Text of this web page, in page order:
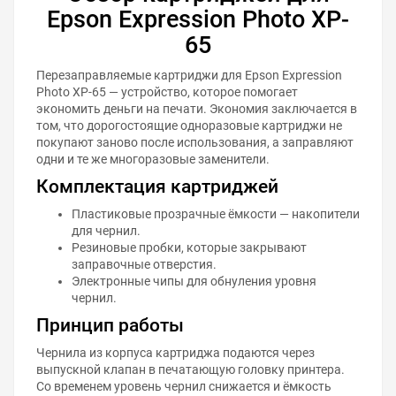
Epson Expression Photo XP-
65
Перезаправляемые картриджи для Epson Expression
Photo XP-65 — устройство, которое помогает
экономить деньги на печати. Экономия заключается в
том, что дорогостоящие одноразовые картриджи не
покупают заново после использования, а заправляют
одни и те же многоразовые заменители.
Комплектация картриджей
Пластиковые прозрачные ёмкости — накопители
для чернил.
Резиновые пробки, которые закрывают
заправочные отверстия.
Электронные чипы для обнуления уровня
чернил.
Принцип работы
Чернила из корпуса картриджа подаются через
выпускной клапан в печатающую головку принтера.
Со временем уровень чернил снижается и ёмкость